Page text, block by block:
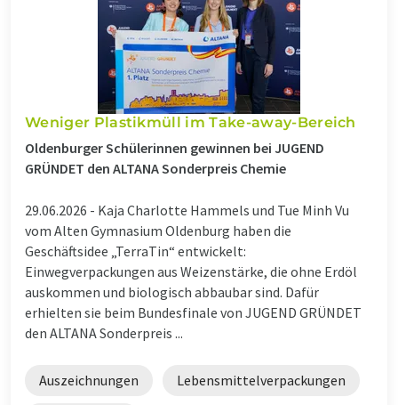
Weniger Plastikmüll im Take-away-Bereich
Oldenburger Schülerinnen gewinnen bei JUGEND
GRÜNDET den ALTANA Sonderpreis Chemie
29.06.2026 - Kaja Charlotte Hammels und Tue Minh Vu
vom Alten Gymnasium Oldenburg haben die
Geschäftsidee „TerraTin“ entwickelt:
Einwegverpackungen aus Weizenstärke, die ohne Erdöl
auskommen und biologisch abbaubar sind. Dafür
erhielten sie beim Bundesfinale von JUGEND GRÜNDET
den ALTANA Sonderpreis ...
Auszeichnungen Lebensmittelverpackungen